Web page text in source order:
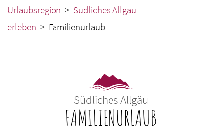
Urlaubsregion > Südliches Allgäu
erleben > Familienurlaub
Südliches Allgäu
FAMILIENURLAUB